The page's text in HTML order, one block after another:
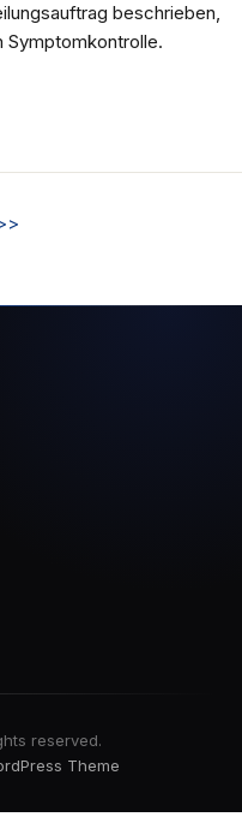
beschrieben,
Symptomkontrolle.
reserved.
Theme